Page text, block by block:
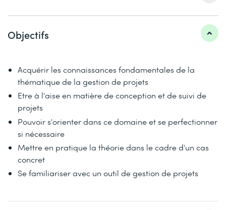
Objectifs
Acquérir les connaissances fondamentales de la
thématique de la gestion de projets
Etre à l'aise en matière de conception et de suivi de
projets
Pouvoir s'orienter dans ce domaine et se perfectionner
si nécessaire
Mettre en pratique la théorie dans le cadre d'un cas
concret
Se familiariser avec un outil de gestion de projets